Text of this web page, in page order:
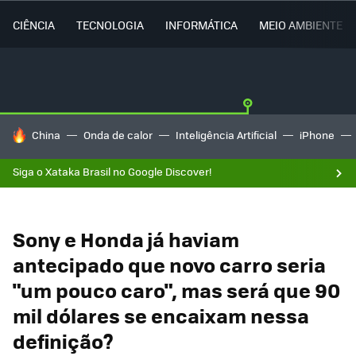
CIÊNCIA TECNOLOGIA INFORMÁTICA MEIO AMBIENTE
TENDÊNCIAS DO DIA
China Onda de calor Inteligência Artificial iPhone
Siga o Xataka Brasil no Google Discover!
Sony e Honda já haviam
antecipado que novo carro seria
"um pouco caro", mas será que 90
mil dólares se encaixam nessa
definição?